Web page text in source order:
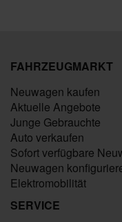
FAHRZEUGMARKT
Neuwagen kaufen
Aktuelle Angebote
Junge Gebrauchte
Auto verkaufen
Sofort verfügbare
Neuwagen
Elektromobilität
SERVICE